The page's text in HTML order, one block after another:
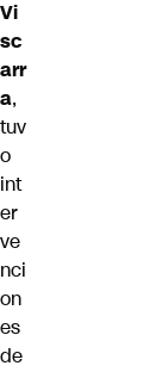
Vi
sc
arr
a,
tuv
o
int
er
ve
nci
on
es
de